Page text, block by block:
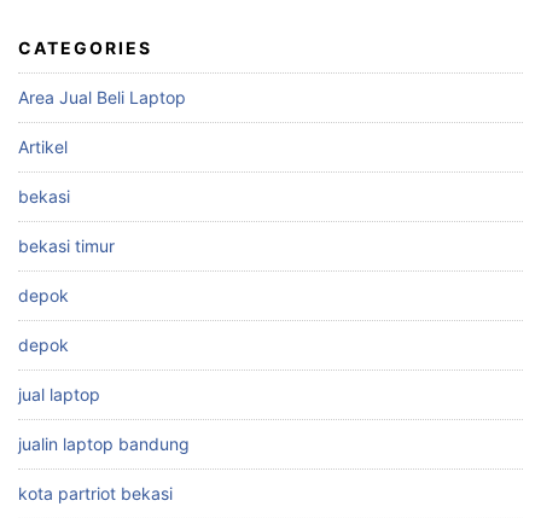
CATEGORIES
Area Jual Beli Laptop
Artikel
bekasi
bekasi timur
depok
depok
jual laptop
jualin laptop bandung
kota partriot bekasi